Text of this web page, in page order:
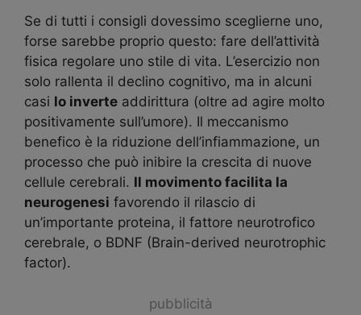
Se di tutti i consigli dovessimo sceglierne uno,
forse sarebbe proprio questo: fare dell’attività
fisica regolare uno stile di vita. L’esercizio non
solo rallenta il declino cognitivo, ma in alcuni
casi lo inverte addirittura (oltre ad agire molto
positivamente sull’umore). Il meccanismo
benefico è la riduzione dell’infiammazione, un
processo che può inibire la crescita di nuove
cellule cerebrali. Il movimento facilita la
neurogenesi favorendo il rilascio di
un’importante proteina, il fattore neurotrofico
cerebrale, o BDNF (Brain-derived neurotrophic
factor).
pubblicità